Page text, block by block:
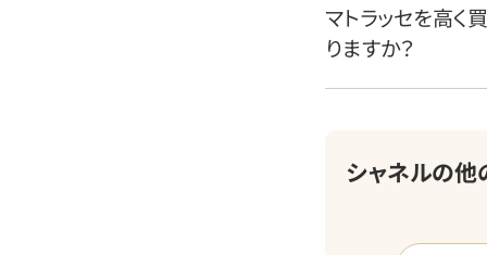
マトラッセを高く
りますか？
シャネルの